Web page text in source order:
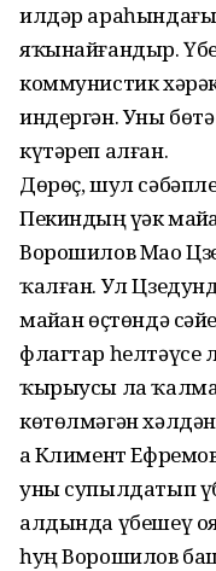
илдәр араһындағы
яҡынайғандыр.
коммунистик
индергән. Уны
күтәреп алған.
Дөрөҫ, шул сәбәпле
Пекиндың үҙәк
Ворошилов Мао
ҡалған. Ул
майҙан өҫтөндә
флагтар һелтәүсе
ҡырыусы ла
көтөлмәгән
ҙа Климент
уны супылдатып
алдында үбешеү
һуң Ворошилов